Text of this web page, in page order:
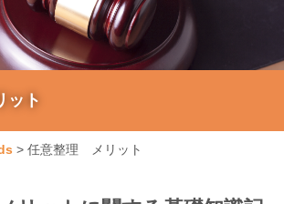
ト
> 任意整理 メリット